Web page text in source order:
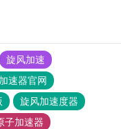
旋风加速
速器官网
旋风加速度器
子加速器